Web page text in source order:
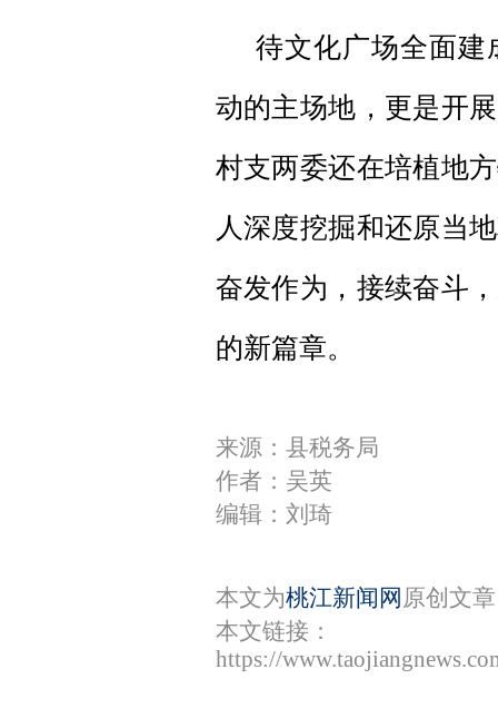
待文化广场全面建
动的主场地，更是开
村支两委还在培植地
人深度挖掘和还原当
奋发作为，接续奋斗
的新篇章。
来源：县税务局
作者：吴英
编辑：刘琦
本文为桃江新闻网 原创文
本文链接：
https://